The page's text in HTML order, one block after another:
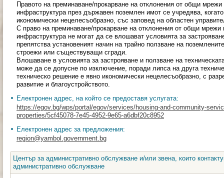
Правото на преминаване/прокарване на отклонения от общи
инфраструктура през държавен поземлен имот се учредява,
икономически нецелесъобразно, със заповед на областен
С право на преминаване/прокарване на отклонения от общи мрежи
инфраструктура не могат да се влошават условията за
препятства установеният начин на трайно ползване на
строежи или съществуващи сгради.
Влошаване в условията за застрояване и ползване на
може да се допусне по изключение, поради липса на друга
техническо решение е явно икономически нецелесъобразно, с
развитие и благоустройството.
Електронен адрес, на който се предоставя услугата:
https://egov.bg/wps/portal/egov/services/housing-and-community-
properties/5cf45078-7e45-4952-9e65-a6dbf20c8952
Електронен адрес за предложения:
region@yambol.government.bg
Център за административно обслужване и/или звена, които
административно обслужване